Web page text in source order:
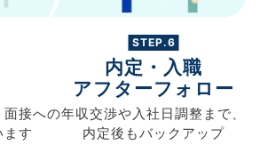
面接への
ます
STEP.6
内定・入職
アフターフォロー
年収交渉や入社日調整まで、
内定後もバックアップ